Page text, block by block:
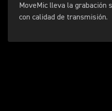
MoveMic lleva la grabación
con calidad de transmisión.